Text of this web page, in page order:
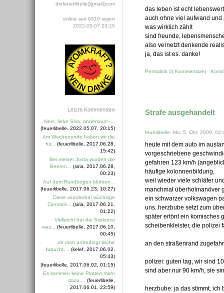
das leben ist echt lebenswert
auch ohne viel aufwand und
was wirklich zählt
sind freunde,
also vernetzt denkende
ja, das ist es. danke!
Permalink (4 Kommentare)
Strafe ausgehandelt
feuerlibelle , Mo, 5. Okt. 2009,
heute mit dem auto im
vorgeschriebene
gefahren 123 km/h
häufige kolonnenbildung,
weil wieder viele schläfer
manchmal überholmanöver
ein schwarzer volkswagen
uns. herzbube setzt zum
später ertönt ein komisches
scheibenkleister, die polizei
an den straßenrand
polizei: guten tag, wir sind
sind aber nur 90 km/h, sie
herzbube: ja das stimmt,
diefeuerlibelle()gmail()com
online seit 6910 tagen
2022-05-07 20:15
Letzte Kommentare
Nein, liebe Siria, andersrum -...
(feuerlibelle, 2022.05.07, 20:15)
Am Wochenende haben wir die
für...
(feuerlibelle, 2017.06.28,
15:42)
Bei meiner Josta wurden die
Beeren...
(siria, 2017.06.28,
00:23)
Auf dem Rundbogen blühten...
(feuerlibelle, 2017.06.23, 10:27)
Diese wunderbar wüchsige
Clematis...
(siria, 2017.06.21,
01:22)
Vielleicht hat die Sitzkunst
was...
(feuerlibelle, 2017.06.10,
00:45)
ob man unbedingt tische
braucht,...
(kelef, 2017.06.02,
05:43)
(feuerlibelle, 2017.06.02, 01:15)
Es kommen keine Platten mehr
dazu....
(feuerlibelle,
2017.06.01, 23:59)